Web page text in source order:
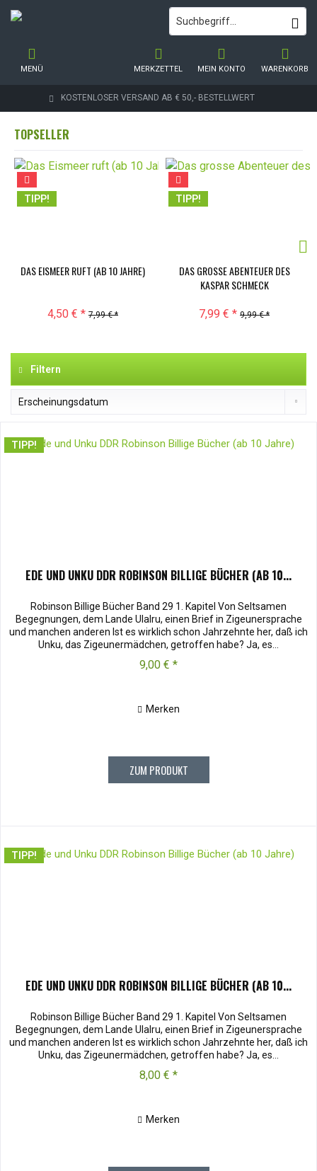
KOSTENLOSER VERSAND AB € 50,- BESTELLWERT
WARENKORB
MERKZETTEL MEIN KONTO
MENÜ
TOPSELLER
TIPP!
DAS EISMEER RUFT (AB 10 JAHRE)
4,50 € * 7,99 € *
TIPP!
DAS GROSSE ABENTEUER DES
KASPAR SCHMECK
7,99 € * 9,99 € *
Filtern
TIPP!
EDE UND UNKU DDR ROBINSON BILLIGE BÜCHER (AB 10...
Robinson Billige Bücher Band 29 1. Kapitel Von Seltsamen
Begegnungen, dem Lande Ulalru, einen Brief in Zigeunersprache
und manchen anderen Ist es wirklich schon Jahrzehnte her, daß ich
Unku, das Zigeunermädchen, getroffen habe? Ja, es...
9,00 € *
Merken
ZUM PRODUKT
TIPP!
EDE UND UNKU DDR ROBINSON BILLIGE BÜCHER (AB 10...
Robinson Billige Bücher Band 29 1. Kapitel Von Seltsamen
Begegnungen, dem Lande Ulalru, einen Brief in Zigeunersprache
und manchen anderen Ist es wirklich schon Jahrzehnte her, daß ich
Unku, das Zigeunermädchen, getroffen habe? Ja, es...
8,00 € *
Merken